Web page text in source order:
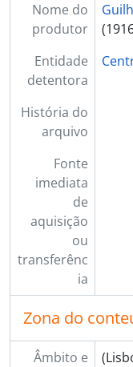
Nome do
produtor
Entidade
detentora
História do
arquivo
Fonte
imediata
de
aquisição
ou
transferênc
ia
Zona do
Âmbito e